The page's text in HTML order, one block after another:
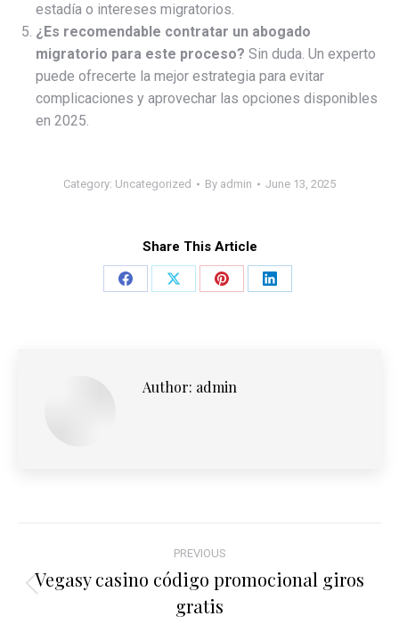
estadía o intereses migratorios.
¿Es recomendable contratar un abogado
migratorio para este proceso? Sin duda. Un experto
puede ofrecerte la mejor estrategia para evitar
complicaciones y aprovechar las opciones disponibles
en 2025.
Category: Uncategorized By admin June 13, 2025
Share This Article
Share
Share
Share
Share
Author: admin
navigation
PREVIOUS
Previous
post:
Vegasy casino código promocional giros
gratis